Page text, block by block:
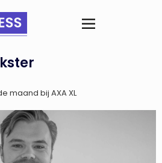
maand bij AXA XL